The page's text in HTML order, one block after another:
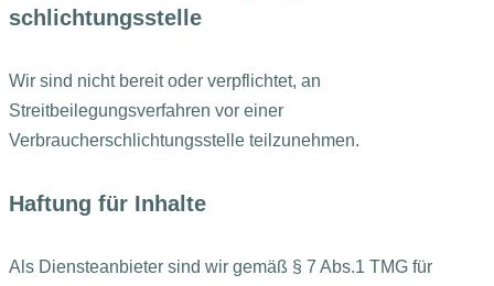
schlichtungs­stelle
Wir sind nicht bereit oder verpflichtet, an
Streitbeilegungsverfahren vor einer
Verbraucherschlichtungsstelle teilzunehmen.
Haftung für Inhalte
Als Diensteanbieter sind wir gemäß § 7 Abs.1 TMG für